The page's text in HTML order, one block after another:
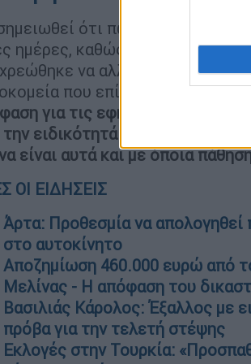
ότι πως πρόκειται
ημέρες, καθώς πριν λίγα
να αλλάξει μία άλλη
που επίσης ξεσήκωσε
για τις εφημερίες όριζε
ειδικότητά τους θα
είναι αυτά και με όποια
ΟΙ ΕΙΔΗΣΕΙΣ
Άρτα: Προθεσμία να
στο αυτοκίνητο
Αποζημίωση 460.000 ευρώ από
Μελίνας - Η απόφαση του
Βασιλιάς Κάρολος: Έξαλλος με
πρόβα για την τελετή στέψης
Εκλογές στην Τουρκία: